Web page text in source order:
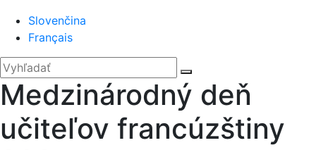
Slovenčina
Français
'.__('Search').'
Zatvoriť
Hľadať:
Vyhľadať
Medzinárodný deň
učiteľov francúzštiny